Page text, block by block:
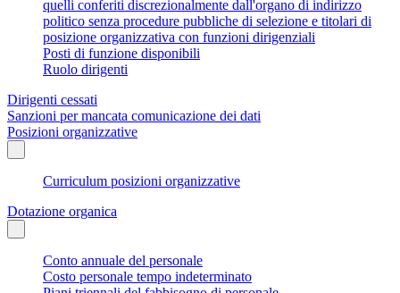
quelli conferiti discrezionalmente dall'organo di indirizzo
politico senza procedure pubbliche di selezione e titolari di
posizione organizzativa con funzioni dirigenziali
Posti di funzione disponibili
Ruolo dirigenti
Dirigenti cessati
Sanzioni per mancata comunicazione dei dati
Posizioni organizzative
Curriculum posizioni organizzative
Dotazione organica
Conto annuale del personale
Costo personale tempo indeterminato